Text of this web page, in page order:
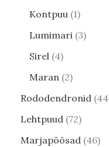
Kontpuu 1
Lumimari 3
Sirel 4
Maran 2
Rododendronid 44
Lehtpuud 72
Marjapõõsad 46